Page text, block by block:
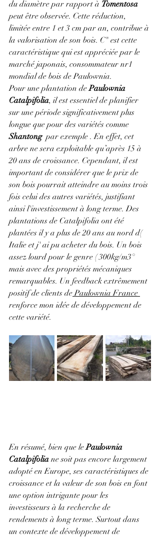
du diamètre par rapport à Tomentosa
peut être observée. Cette réduction,
limitée entre 1 et 3 cm par an, contribue à
la valorisation de son bois. C" est cette
caractéristique qui est appréciée par le
marché japonais, consommateur nr1
mondial de bois de Paulownia.
Pour une plantation de Paulownia
Catalpifolia, il est essentiel de planifier
sur une période significativement plus
longue que pour des variétés comme
Shantong par exemple . En effet, cet
arbre ne sera exploitable qu’après 15 à
20 ans de croissance. Cependant, il est
important de considérer que le prix de
son bois pourrait atteindre au moins trois
fois celui des autres variétés, justifiant
ainsi l'investissement à long terme. Des
plantations de Catalpifolia ont été
plantées il y a plus de 20 ans au nord d(
Italie et j' ai pu acheter du bois. Un bois
assez lourd pour le genre ( 300kg/m3°
mais avec des propriétés mécaniques
remarquables. Un feedback extrêmement
positif de clients de Paulownia France
renforce mon idée de développement de
cette variété.
En résumé, bien que le Paulownia
Catalpifolia ne soit pas encore largement
adopté en Europe, ses caractéristiques de
croissance et la valeur de son bois en font
une option intrigante pour les
investisseurs à la recherche de
rendements à long terme. Surtout dans
un contexte de développement de